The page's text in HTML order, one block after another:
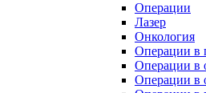
Операции
Лазер
Онкология
Операции в
Операции в
Операции в